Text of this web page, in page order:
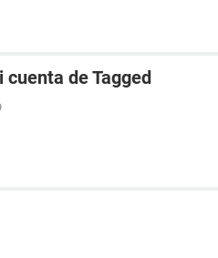
cuenta de Tagged